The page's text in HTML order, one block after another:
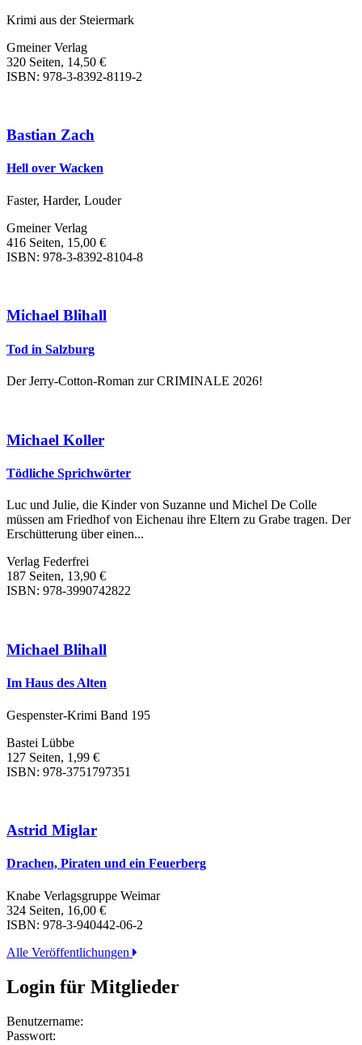
Krimi aus der Steiermark
Gmeiner Verlag
320 Seiten, 14,50 €
ISBN: 978-3-8392-8119-2
Bastian Zach
Hell over Wacken
Faster, Harder, Louder
Gmeiner Verlag
416 Seiten, 15,00 €
ISBN: 978-3-8392-8104-8
Michael Blihall
Tod in Salzburg
Der Jerry-Cotton-Roman zur CRIMINALE 2026!
Michael Koller
Tödliche Sprichwörter
Luc und Julie, die Kinder von Suzanne und Michel De Colle
müssen am Friedhof von Eichenau ihre Eltern zu Grabe tragen. Der
Erschütterung über einen...
Verlag Federfrei
187 Seiten, 13,90 €
ISBN: 978-3990742822
Michael Blihall
Im Haus des Alten
Gespenster-Krimi Band 195
Bastei Lübbe
127 Seiten, 1,99 €
ISBN: 978-3751797351
Astrid Miglar
Drachen, Piraten und ein Feuerberg
Knabe Verlagsgruppe Weimar
324 Seiten, 16,00 €
ISBN: 978-3-940442-06-2
Alle Veröffentlichungen
Login für Mitglieder
Benutzername:
Passwort: